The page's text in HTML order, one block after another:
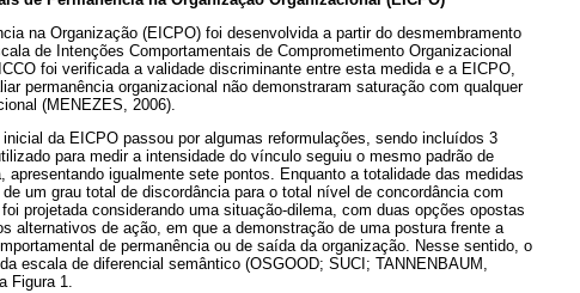
na Organização (EICPO) foi desenvolvida a partir do desmembramento
de Intenções Comportamentais de Comprometimento Organizacional
foi verificada a validade discriminante entre esta medida e a EICPO,
permanência organizacional não demonstraram saturação com qualquer
(MENEZES, 2006).
da EICPO passou por algumas reformulações, sendo incluídos 3
para medir a intensidade do vínculo seguiu o mesmo padrão de
igualmente sete pontos. Enquanto a totalidade das medidas
um grau total de discordância para o total nível de concordância com
projetada considerando uma situação-dilema, com duas opções opostas
alternativos de ação, em que a demonstração de uma postura frente a
de permanência ou de saída da organização. Nesse sentido, o
escala de diferencial semântico (OSGOOD; SUCI; TANNENBAUM,
Figura 1.